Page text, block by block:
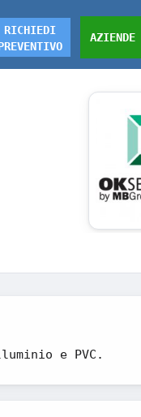
AZIENDE
RICHIEDI
e PVC.